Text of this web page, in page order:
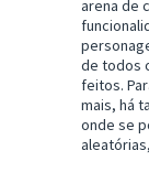
arena de
de todos
feitos.
mais, há
onde se